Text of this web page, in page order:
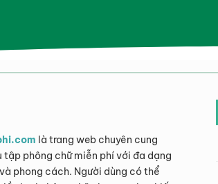
là trang web chuyên cung
tập phông chữ miễn phí với đa dạng
phong cách. Người dùng có thể